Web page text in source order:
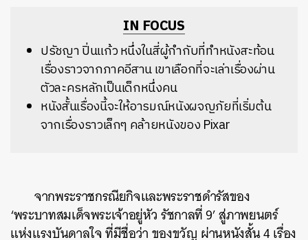
IN FOCUS
ปรัชญา ปิ่นแก้ว หนึ่งในสี่ผู้กำกับที่ทำหนังสะท้อน
เรื่องราวจากภาคอีสาน เขาเลือกที่จะเล่าเรื่องผ่าน
ตัวละครหลักเป็นเด็กหนึ่งคน
หนังสั้นเรื่องนี้จะให้อารมณ์หนังผจญภัยที่เริ่มต้น
จากเรื่องราวเล็กๆ คล้ายหนังของ Pixar
จากพระราชกรณียกิจและพระราชดำรัสของ
‘พระบาทสมเด็จพระเจ้าอยู่หัว รัชกาลที่ 9’ สู่ภาพยนตร์
แห่งแรงบันดาลใจ ที่มีชื่อว่า ของขวัญ ผ่านหนังสั้น 4 เรื่อง